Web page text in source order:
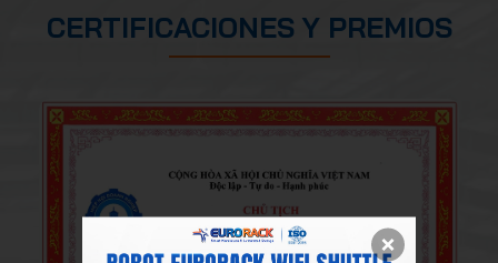
CERTIFICACIONES Y PREMIOS